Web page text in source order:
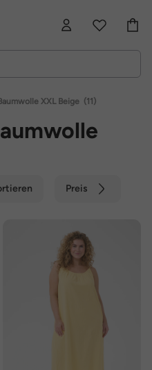
XXL Beige (11)
Preis